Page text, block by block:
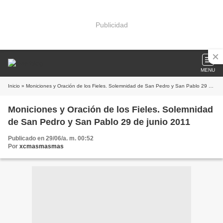
Publicidad
MENU
Inicio » Moniciones y Oración de los Fieles. Solemnidad de San Pedro y San Pablo 29 de junio 2011
Moniciones y Oración de los Fieles. Solemnidad
de San Pedro y San Pablo 29 de junio 2011
Publicado en 29/06/a. m. 00:52
Por xcmasmasmas